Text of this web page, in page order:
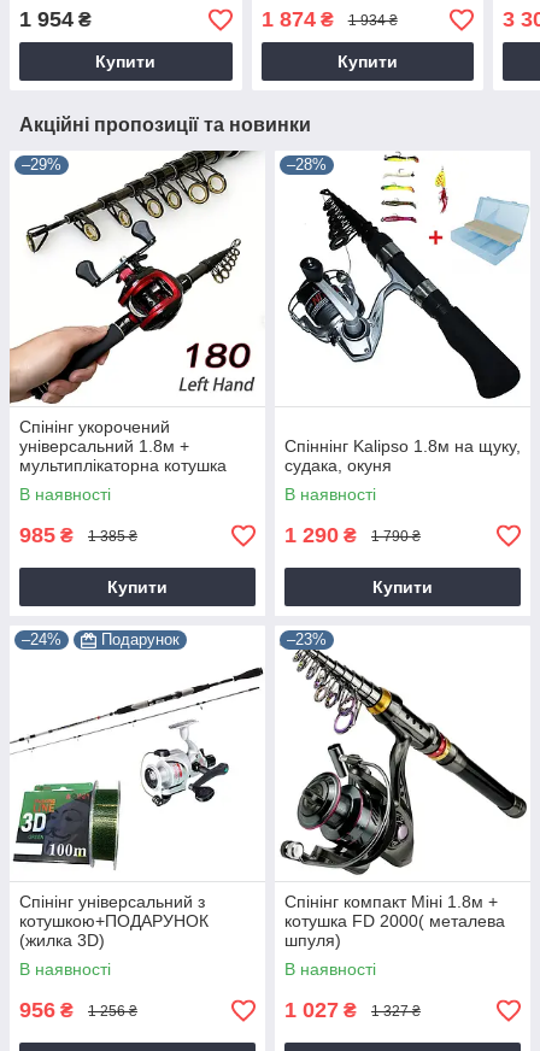
1 954 ₴
Купити
1 874₴ 1 934 ₴
Купити
3
Акційні пропозиції та новинки
–29%
Спінінг укорочений
універсальний 1.8м +
мультиплікаторна котушка
В наявності
985 ₴ 1 385 ₴
Купити
–28%
Спіннінг Kalipso 1.8м на щуку,
судака, окуня
В наявності
1 290 ₴ 1 790 ₴
Купити
–24% Подарунок
Спінінг універсальний з
котушкою+ПОДАРУНОК
(жилка 3D)
В наявності
956 ₴ 1 256 ₴
–23%
Спінінг компакт Міні 1.8м +
котушка FD 2000( металева
шпуля)
В наявності
1 027 ₴ 1 327 ₴